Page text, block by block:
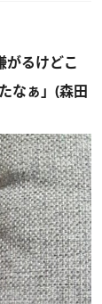
がるけどこ
なぁ」(森田